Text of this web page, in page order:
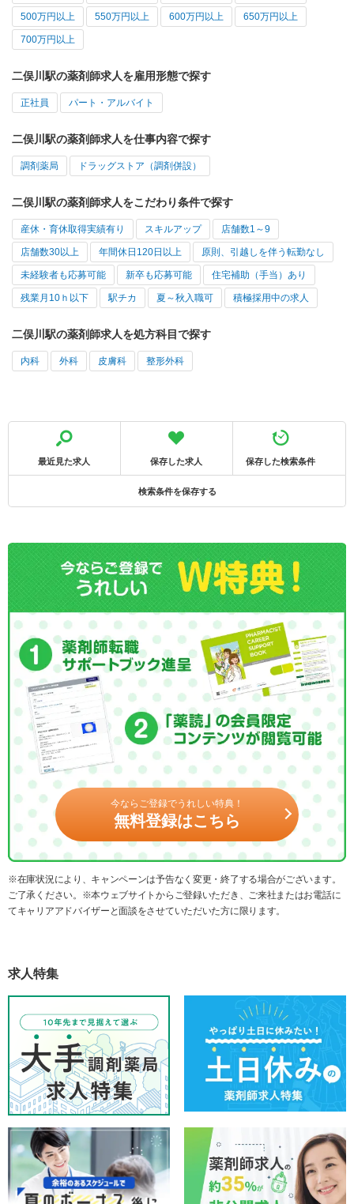
500万円以上 550万円以上 600万円以上 650万円以上
700万円以上
二俣川駅の薬剤師求人を雇用形態で探す
正社員 パート・アルバイト
二俣川駅の薬剤師求人を仕事内容で探す
調剤薬局 ドラッグストア（調剤併設）
二俣川駅の薬剤師求人をこだわり条件で探す
産休・育休取得実績有り スキルアップ 店舗数1～9
店舗数30以上 年間休日120日以上 原則、引越しを伴う転勤なし
未経験者も応募可能 新卒も応募可能 住宅補助（手当）あり
残業月10ｈ以下 駅チカ 夏～秋入職可 積極採用中の求人
二俣川駅の薬剤師求人を処方科目で探す
内科 外科 皮膚科 整形外科
最近見た求人 保存した求人 保存した検索条件
検索条件を保存する
今ならご登録でうれしい特典！
無料登録はこちら
※在庫状況により、キャンペーンは予告なく変更・終了する場合がございます。
ご了承ください。※本ウェブサイトからご登録いただき、ご来社またはお電話に
てキャリアアドバイザーと面談をさせていただいた方に限ります。
求人特集